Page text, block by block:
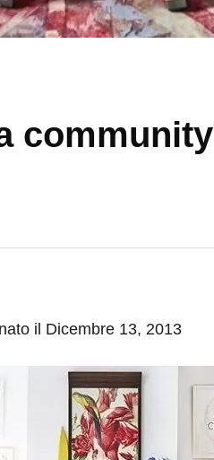
community
il Dicembre 13, 2013